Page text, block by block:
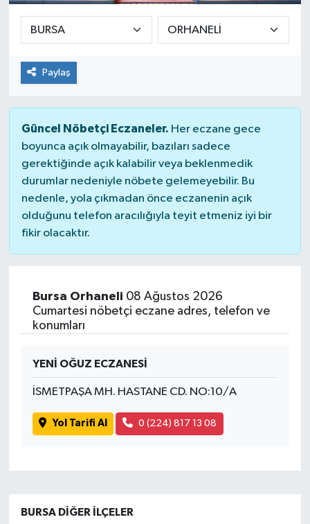
Paylaş
Güncel Nöbetçi Eczaneler. Her eczane gece
boyunca açık olmayabilir, bazıları sadece
gerektiğinde açık kalabilir veya beklenmedik
durumlar nedeniyle nöbete gelemeyebilir. Bu
nedenle, yola çıkmadan önce eczanenin açık
olduğunu telefon aracılığıyla teyit etmeniz iyi bir
fikir olacaktır.
Bursa Orhaneli 08 Ağustos 2026
Cumartesi nöbetçi eczane adres, telefon ve
konumları
YENİ OĞUZ ECZANESİ
İSMETPAŞA MH. HASTANE CD. NO:10/A
Yol Tarifi Al 0 (224) 817 13 08
BURSA DIĞER İLÇELER